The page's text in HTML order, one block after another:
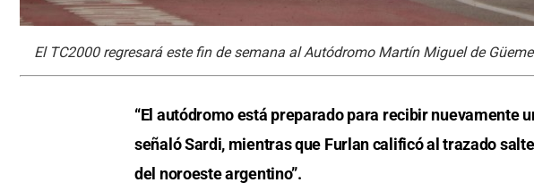
El TC2000 regresará este fin de semana al Autódromo Martín Miguel de
“El autódromo está preparado para recibir nuevamente
señaló Sardi, mientras que Furlan calificó al trazado
del noroeste argentino”.